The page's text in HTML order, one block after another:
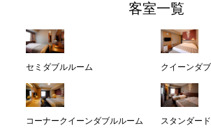
客室一覧
セミダブルルーム クイーンダ
コーナークイーンダブルルーム
スタンダー